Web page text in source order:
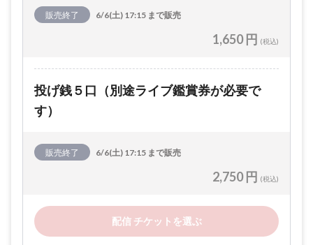
販売終了 6/6(土) 17:15 まで販売
1,650 円 (税込)
投げ銭５口（別途ライブ鑑賞券が必要で
す）
販売終了 6/6(土) 17:15 まで販売
2,750 円 (税込)
配信 チケットを選ぶ